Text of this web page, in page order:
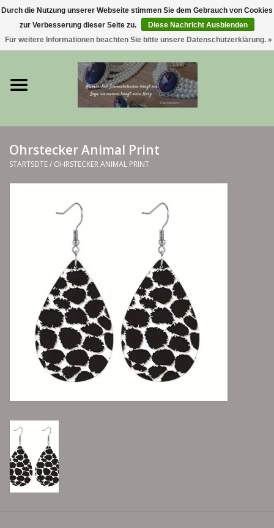
0 Artikel - €0,00
Trachtenschmuck & Ketten
exklusive Kropfketten
925 Silberschmuck
Blütenkranzkollektion
I ❤️ bayerischer Wald Armband
Lieblingsmensch Kollektion
Ohrringe & Ohrstecker
Armbänder
Tücher
individuell gravierbarer
Schmuck
Accessoires
Ohrstecker Animal Print
STARTSEITE/ OHRSTECKER ANIMAL PRINT
Durch die Nutzung unserer Webseite stimmen Sie dem Gebrauch von Cookies
zur Verbesserung dieser Seite zu.
Diese Nachricht Ausblenden
Für weitere Informationen beachten Sie bitte unsere Datenschutzerklärung. »